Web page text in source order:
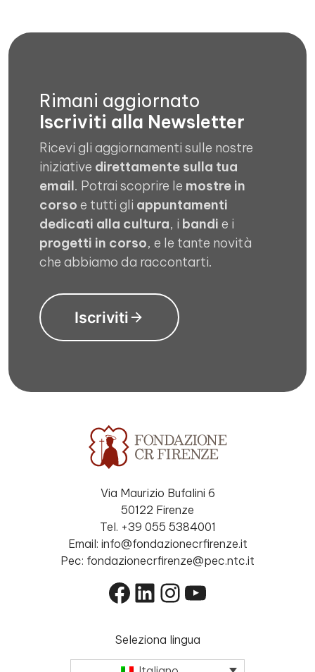
Rimani aggiornato
Iscriviti alla Newsletter
Ricevi gli aggiornamenti sulle nostre
iniziative direttamente sulla tua
email. Potrai scoprire le mostre in
corso e tutti gli appuntamenti
dedicati alla cultura, i bandi e i
progetti in corso, e le tante novità
che abbiamo da raccontarti.
Iscriviti
Via Maurizio Bufalini 6
50122 Firenze
Tel. +39 055 5384001
Email: info@fondazionecrfirenze.it
Pec: fondazionecrfirenze@pec.ntc.it
Facebook
LinkedIn
Instagram
YouTube
Seleziona lingua